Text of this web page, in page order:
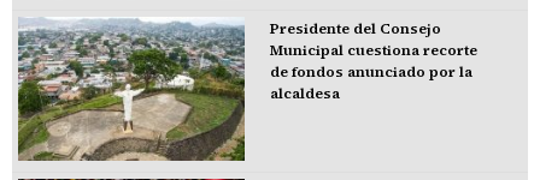
Presidente del Consejo
Municipal cuestiona recorte
de fondos anunciado por la
alcaldesa